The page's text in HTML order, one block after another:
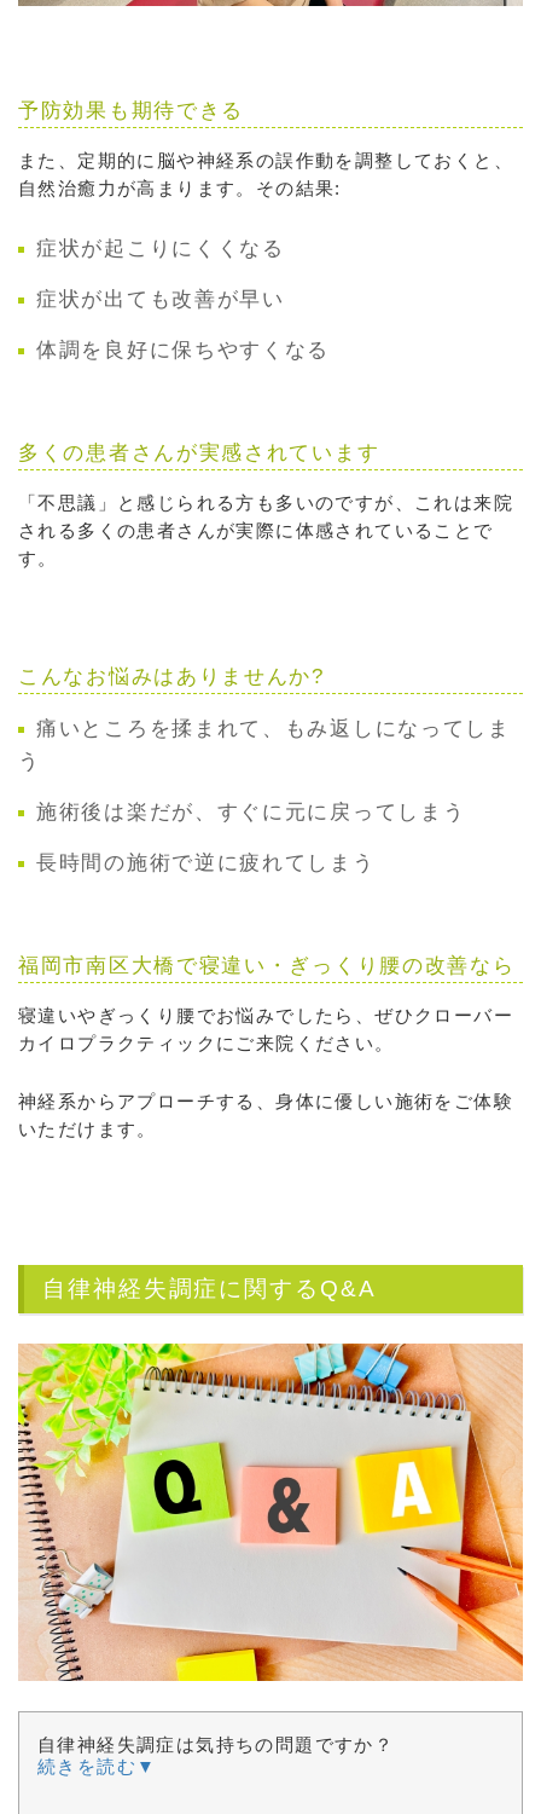
予防効果も期待できる
また、定期的に脳や神経系の誤作動を調整しておくと、
自然治癒力が高まります。その結果:
症状が起こりにくくなる
症状が出ても改善が早い
体調を良好に保ちやすくなる
多くの患者さんが実感されています
「不思議」と感じられる方も多いのですが、これは来院
される多くの患者さんが実際に体感されていることで
す。
こんなお悩みはありませんか?
痛いところを揉まれて、もみ返しになってしま
う
施術後は楽だが、すぐに元に戻ってしまう
長時間の施術で逆に疲れてしまう
福岡市南区大橋で寝違い・ぎっくり腰の改善なら
寝違いやぎっくり腰でお悩みでしたら、ぜひクローバー
カイロプラクティックにご来院ください。
神経系からアプローチする、身体に優しい施術をご体験
いただけます。
自律神経失調症に関するQ&A
自律神経失調症は気持ちの問題ですか？
続きを読む▼